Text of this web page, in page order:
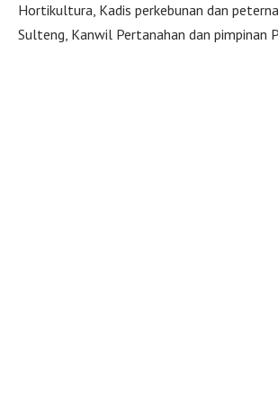
Hortikultura, Kadis perkebunan dan
Sulteng, Kanwil Pertanahan dan pimpinan